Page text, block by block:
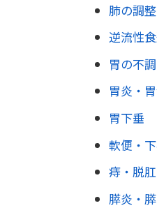
肺の調
逆流性
胃の不
胃炎・
胃下垂
軟便・
痔・脱肛
膵炎・